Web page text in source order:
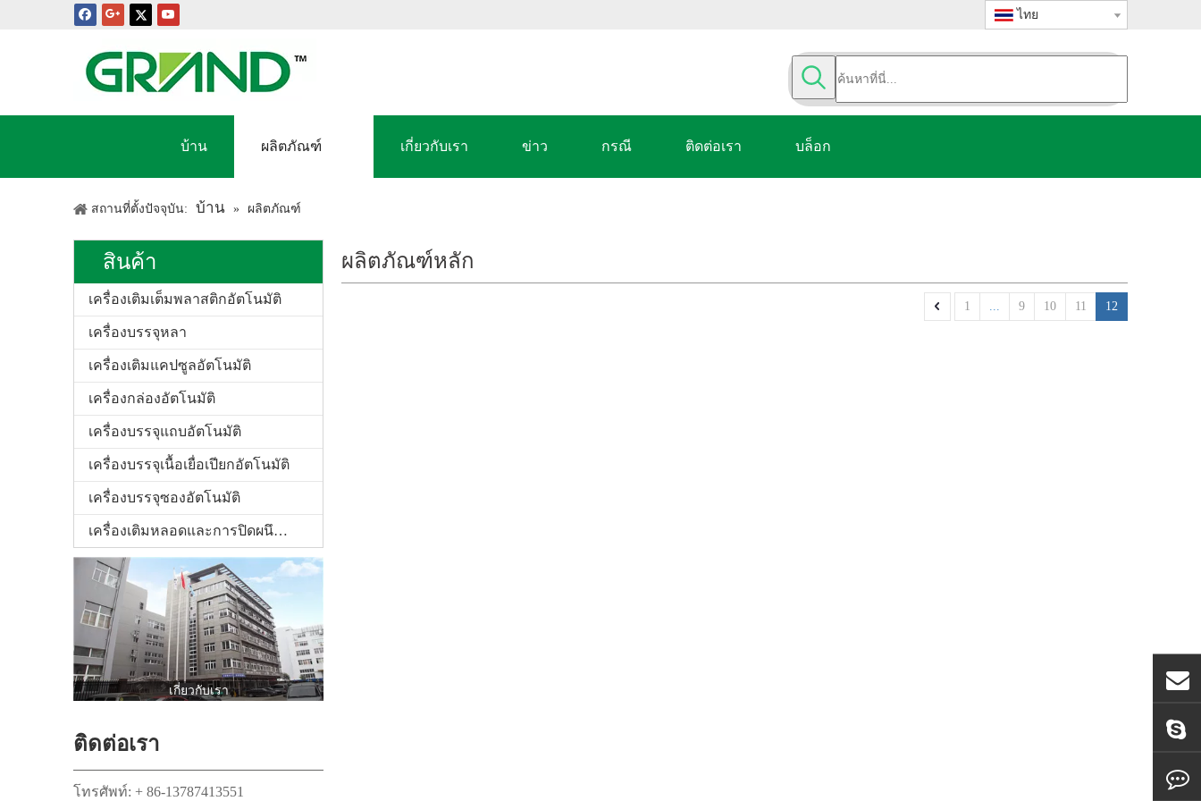
ไทย
บ้าน ผลิตภัณฑ์ เกี่ยวกับเรา ข่าว กรณี ติดต่อเรา บล็อก
สถานที่ตั้งปัจจุบัน: บ้าน » ผลิตภัณฑ์
สินค้า
เครื่องเติมเต็มพลาสติกอัตโนมัติ
เครื่องบรรจุหลา
เครื่องเติมแคปซูลอัตโนมัติ
เครื่องกล่องอัตโนมัติ
เครื่องบรรจุแถบอัตโนมัติ
เครื่องบรรจุเนื้อเยื่อเปียกอัตโนมัติ
เครื่องบรรจุซองอัตโนมัติ
เครื่องเติมหลอดและการปิดผนึกหลอด
เกี่ยวกับเรา
ติดต่อเรา
โทรศัพท์: + 86-13787413551
ผลิตภัณฑ์หลัก
1 ... 9 10 11 12